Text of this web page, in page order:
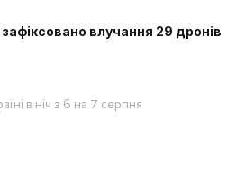
влучання 29 дронів
в ніч з 6 на 7 серпня